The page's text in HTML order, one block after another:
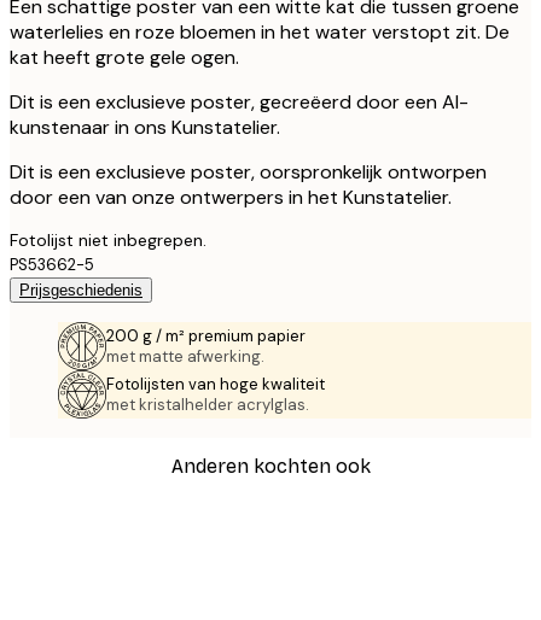
Een schattige poster van een witte kat die tussen groene
waterlelies en roze bloemen in het water verstopt zit. De
kat heeft grote gele ogen.
Dit is een exclusieve poster, gecreëerd door een AI-
kunstenaar in ons Kunstatelier.
Dit is een exclusieve poster, oorspronkelijk ontworpen
door een van onze ontwerpers in het Kunstatelier.
Fotolijst niet inbegrepen.
PS53662-5
Prijsgeschiedenis
200 g / m² premium papier
met matte afwerking.
Fotolijsten van hoge kwaliteit
met kristalhelder acrylglas.
Anderen kochten ook